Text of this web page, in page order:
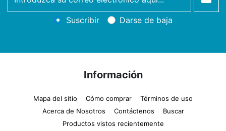
newsletter
Suscribir Darse de baja
Información
Mapa del sitio Cómo comprar
Términos de uso
Acerca de Nosotros
Contáctenos
Buscar
Productos vistos recientemente